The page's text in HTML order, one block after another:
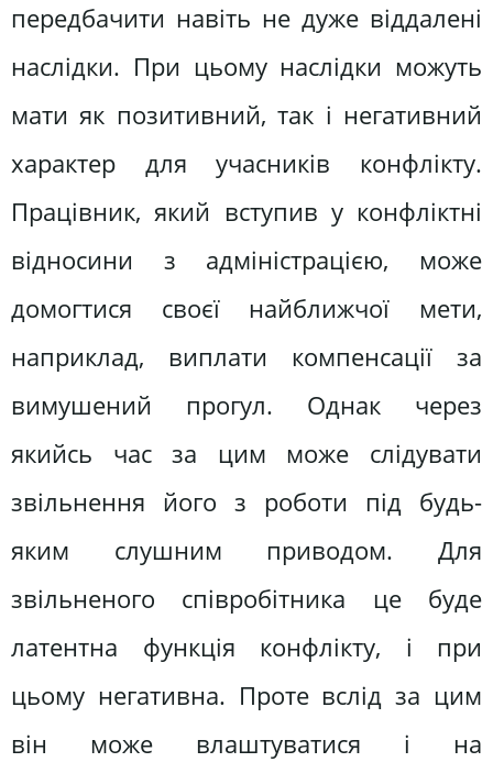
передбачити навіть не дуже віддалені
наслідки. При цьому наслідки можуть
мати як позитивний, так і негативний
характер для учасників конфлікту.
Працівник, який вступив у конфліктні
відносини з адміністрацією, може
домогтися своєї найближчої мети,
наприклад, виплати компенсації за
вимушений прогул. Однак через
якийсь час за цим може слідувати
звільнення його з роботи під будь-
яким слушним приводом. Для
звільненого співробітника це буде
латентна функція конфлікту, і при
цьому негативна. Проте вслід за цим
він може влаштуватися і на